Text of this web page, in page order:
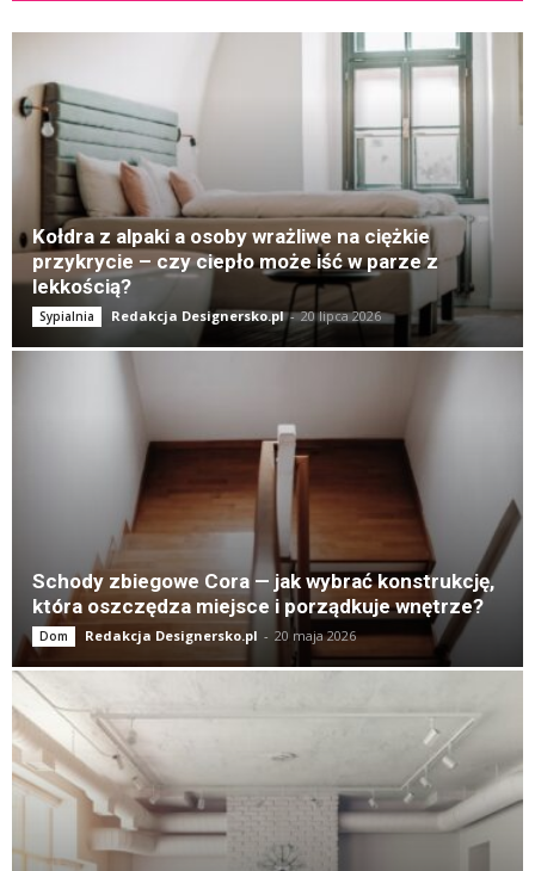
Kołdra z alpaki a osoby wrażliwe na ciężkie
przykrycie – czy ciepło może iść w parze z
lekkością?
Sypialnia Redakcja Designersko.pl - 20 lipca 2026
Schody zbiegowe Cora — jak wybrać konstrukcję,
która oszczędza miejsce i porządkuje wnętrze?
Dom Redakcja Designersko.pl - 20 maja 2026